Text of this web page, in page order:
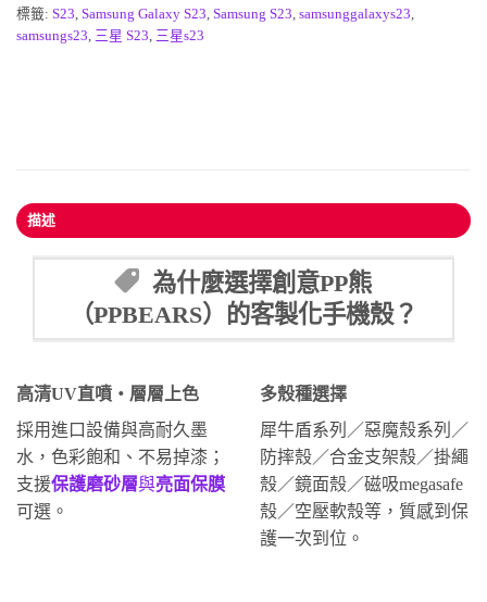
標籤: S23, Samsung Galaxy S23, Samsung S23, samsunggalaxys23,
samsungs23, 三星 S23, 三星s23
描述
為什麼選擇創意PP熊
（PPBEARS）的客製化手機殼？
高清UV直噴・層層上色
採用進口設備與高耐久墨
水，色彩飽和、不易掉漆；
支援保護磨砂層與亮面保膜
可選。
多殼種選擇
犀牛盾系列／惡魔殼系列／
防摔殼／合金支架殼／掛繩
殼／鏡面殼／磁吸megasafe
殼／空壓軟殼等，質感到保
護一次到位。